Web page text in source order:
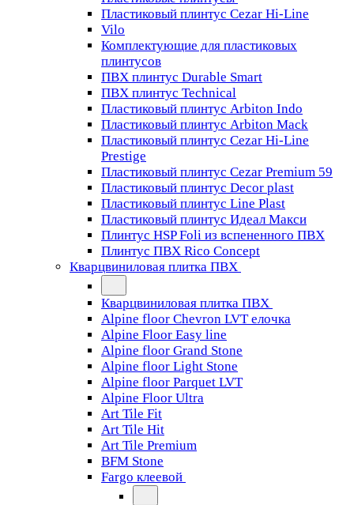
Пластиковый плинтус Cezar Hi-Line
Vilo
Комплектующие для пластиковых
плинтусов
ПВХ плинтус Durable Smart
ПВХ плинтус Technical
Пластиковый плинтус Arbiton Indo
Пластиковый плинтус Arbiton Mack
Пластиковый плинтус Cezar Hi-Line
Prestige
Пластиковый плинтус Cezar Premium 59
Пластиковый плинтус Decor plast
Пластиковый плинтус Line Plast
Пластиковый плинтус Идеал Макси
Плинтус HSP Foli из вспененного ПВХ
Плинтус ПВХ Rico Concept
Кварцвиниловая плитка ПВХ
Кварцвиниловая плитка ПВХ
Alpine floor Chevron LVT елочка
Alpine Floor Easy line
Alpine floor Grand Stone
Alpine floor Light Stone
Alpine floor Parquet LVT
Alpine Floor Ultra
Art Tile Fit
Art Tile Hit
Art Tile Premium
BFM Stone
Fargo клеевой